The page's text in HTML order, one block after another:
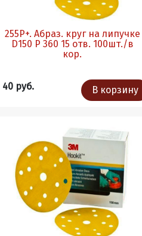
255Р+. Абраз. круг на липучке
D150 P 360 15 отв. 100шт./в
кор.
40 руб. В корзину